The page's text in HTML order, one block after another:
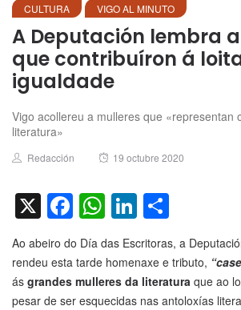
CULTURA VIGO AL MINUTO
A Deputación lembra
que contribuíron á
igualdade
Vigo acollereu a mulleres que «representan
literatura»
Author
Redacción
Posted
19 octubre 2020
X Facebook
WhatsApp
LinkedIn
Ao abeiro do Día das Escritoras, a
rendeu esta tarde homenaxe e tributo,
ás grandes mulleres da literatura que ao
pesar de ser esquecidas nas antoloxías